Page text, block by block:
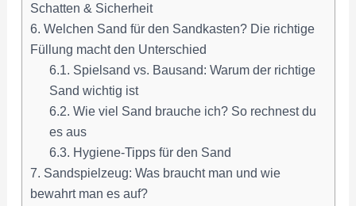
Schatten & Sicherheit
6. Welchen Sand für den Sandkasten? Die richtige
Füllung macht den Unterschied
6.1. Spielsand vs. Bausand: Warum der richtige
Sand wichtig ist
6.2. Wie viel Sand brauche ich? So rechnest du
es aus
6.3. Hygiene-Tipps für den Sand
7. Sandspielzeug: Was braucht man und wie
bewahrt man es auf?